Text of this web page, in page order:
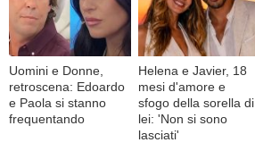
Uomini e Donne,
retroscena: Edoardo
e Paola si stanno
frequentando
Helena e Javier, 18
mesi d'amore e
sfogo della sorella di
lei: 'Non si sono
lasciati'